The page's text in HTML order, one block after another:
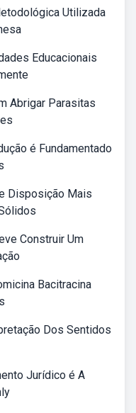
Utilizada
Educacionais
Abrigar Parasitas
é Fundamentado
Disposição Mais
Construir Um
Bacitracina
Dos Sentidos
Jurídico é A